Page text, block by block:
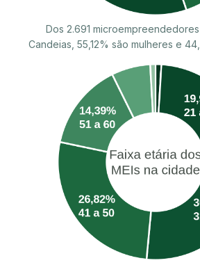
Dos 2.691
Candeias, 55,12% são mulheres e